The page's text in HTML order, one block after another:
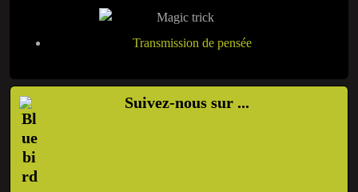
Transmission de pensée
Suivez-nous sur ...